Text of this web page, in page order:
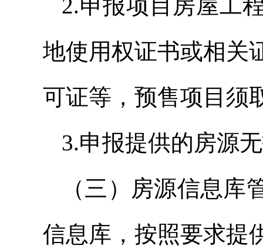
2.申报项目房屋工
地使用权证书或相关
可证等，预售项目须
3.申报提供的房源
（三）房源信息
信息库，按照要求提